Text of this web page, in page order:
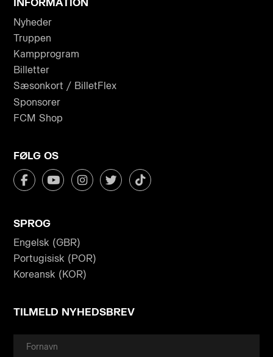
Nyheder
Truppen
Kampprogram
Billetter
Sæsonkort / BilletFlex
Sponsorer
FCM Shop
FØLG OS
SPROG
Engelsk (GBR)
Portugisisk (POR)
Koreansk (KOR)
TILMELD NYHEDSBREV